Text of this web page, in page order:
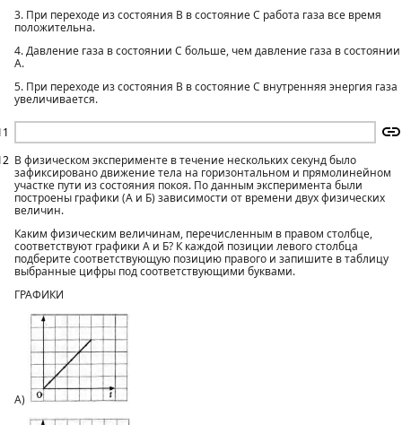
3. При переходе из состояния В в состояние С работа газа все время
положительна.
4. Давление газа в состоянии С больше, чем давление газа в состоянии
А.
5. При переходе из состояния В в состояние С внутренняя энергия газа
увеличивается.
В физическом эксперименте в течение нескольких секунд было
зафиксировано движение тела на горизонтальном и прямолинейном
участке пути из состояния покоя. По данным эксперимента были
построены графики (А и Б) зависимости от времени двух физических
величин.
Каким физическим величинам, перечисленным в правом столбце,
соответствуют графики А и Б? К каждой позиции левого столбца
подберите соответствующую позицию правого и запишите в таблицу
выбранные цифры под соответствующими буквами.
ГРАФИКИ
А)